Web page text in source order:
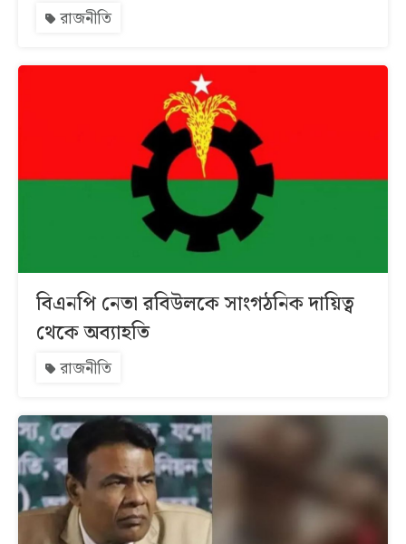
রাজনীতি
বিএনপি নেতা রবিউলকে সাংগঠনিক দায়িত্ব
থেকে অব্যাহতি
রাজনীতি